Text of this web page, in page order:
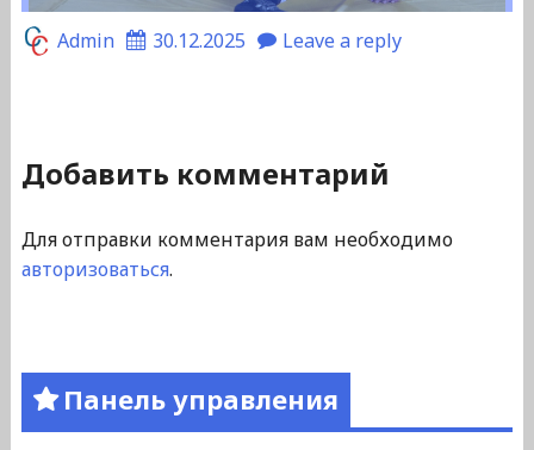
Admin 30.12.2025 Leave a reply
Добавить комментарий
Для отправки комментария вам необходимо
авторизоваться.
Панель управления